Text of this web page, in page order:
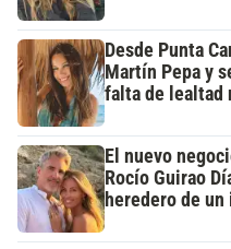
Desde Punta
Martín Pepa y
falta de lealtad
El nuevo
Rocío Guirao
heredero de